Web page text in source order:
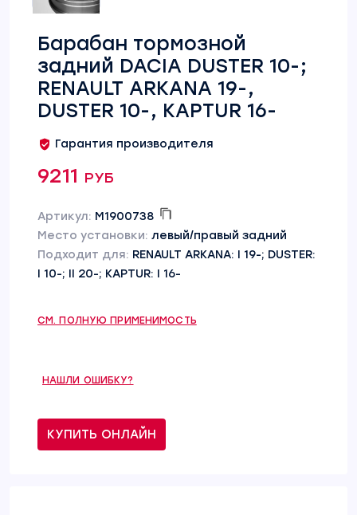
Барабан тормозной
задний DACIA DUSTER 10-;
RENAULT ARKANA 19-,
DUSTER 10-, KAPTUR 16-
Гарантия производителя
9211 руб
Артикул: M1900738
Место установки: левый/правый задний
Подходит для: RENAULT ARKANA: I 19-; DUSTER:
I 10-; II 20-; KAPTUR: I 16-
СМ. ПОЛНУЮ ПРИМЕНИМОСТЬ
НАШЛИ ОШИБКУ?
КУПИТЬ ОНЛАЙН